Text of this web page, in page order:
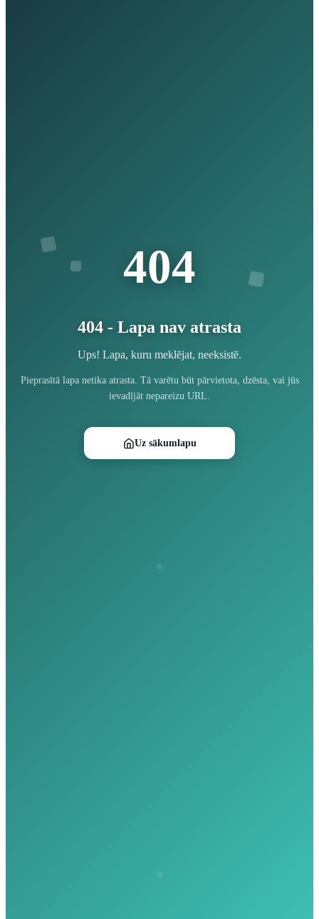
404
404 - Lapa nav atrasta
Ups! Lapa, kuru meklējat, neeksistē.
Pieprasītā lapa netika atrasta. Tā varētu būt pārvietota, dzēsta, vai jūs
ievadījāt nepareizu URL.
Uz sākumlapu